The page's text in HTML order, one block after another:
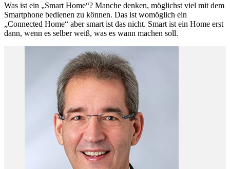
Was ist ein „Smart Home“? Manche denken, möglichst viel mit dem
Smartphone bedienen zu können. Das ist womöglich ein
„Connected Home“ aber smart ist das nicht. Smart ist ein Home erst
dann, wenn es selber weiß, was es wann machen soll.